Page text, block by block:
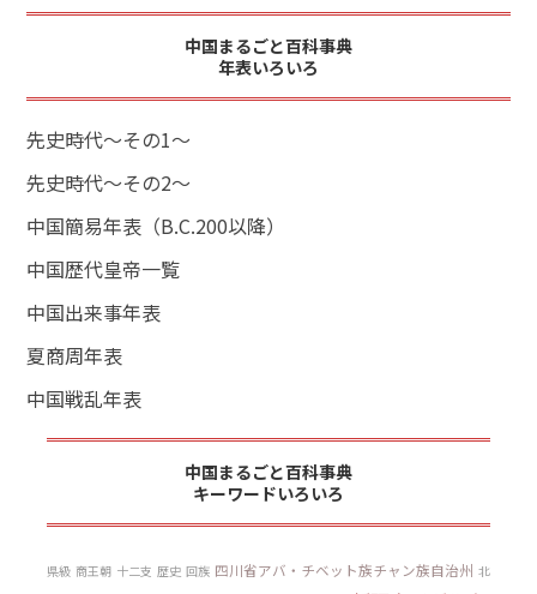
中国まるごと百科事典
年表いろいろ
先史時代～その1～
先史時代～その2～
中国簡易年表（B.C.200以降）
中国歴代皇帝一覧
中国出来事年表
夏商周年表
中国戦乱年表
中国まるごと百科事典
キーワードいろいろ
県級 商王朝 十二支 歴史 回族 四川省アバ・チベット族チャン族自治州 北